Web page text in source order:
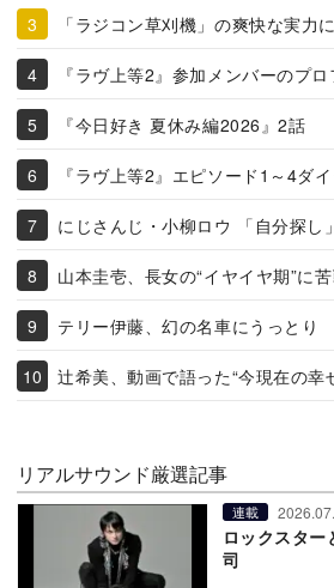
「ラジコン草刈機」の爽快な実力
『ラヴ上等2』参加メンバーのプ
『今日好き 夏休み編2026』2話
『ラヴ上等2』エピソード1～4ダ
にじさんじ・小柳ロウ 「自分探し
山本圭壱、長女の“イヤイヤ期”に
テリー伊藤、幻の名車にうっとり
辻希美、動画で語った“今現在の幸
リアルサウンド厳選記事
連載
ロックスタ
司